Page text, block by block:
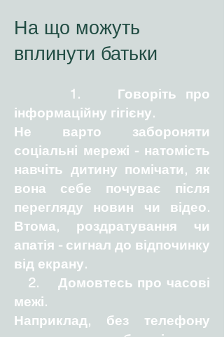
На що можуть
вплинути батьки
1. Говоріть про
інформаційну гігієну.
Не варто забороняти
соціальні мережі - натомість
навчіть дитину помічати, як
вона себе почуває після
перегляду новин чи відео.
Втома, роздратування чи
апатія - сигнал до відпочинку
від екрану.
2. Домовтесь про часові
межі.
Наприклад, без телефону